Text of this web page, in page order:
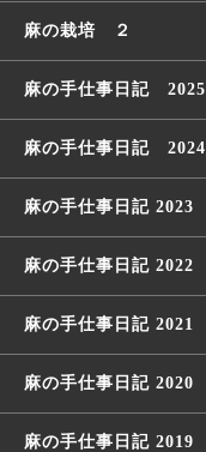
麻の栽培 ２
麻の手仕事日記 2025
麻の手仕事日記 2024
麻の手仕事日記 2023
麻の手仕事日記 2022
麻の手仕事日記 2021
麻の手仕事日記 2020
麻の手仕事日記 2019